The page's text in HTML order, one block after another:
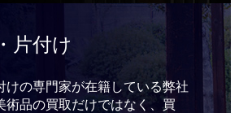
片付け
けの専門家が在籍している弊社
術品の買取だけではなく、買